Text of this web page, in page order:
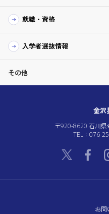
就職・資格
入学者選抜情報
その他
金沢
〒920-8620 石川
TEL：076-
お問